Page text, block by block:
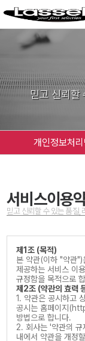
믿고 신뢰할
개인정보처리
서비스이용
믿고 신뢰할 수 있는 품질,
제1조 (목적)
본 약관(이하 "약관")
제공하는 서비스 이
규정함을 목적으로
제2조 (약관의 효력
1. 약관은 공시하고
공시는 홈페이지
방법으로 합니다.
2. 회사는 '약관의 규
내에서 약관을 개정